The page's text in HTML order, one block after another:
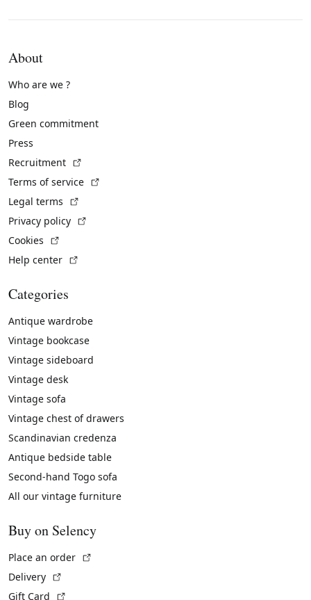
About
Who are we ?
Blog
Green commitment
Press
Recruitment
Terms of service
Legal terms
Privacy policy
Cookies
Help center
Categories
Antique wardrobe
Vintage bookcase
Vintage sideboard
Vintage desk
Vintage sofa
Vintage chest of drawers
Scandinavian credenza
Antique bedside table
Second-hand Togo sofa
All our vintage furniture
Buy on Selency
Place an order
Delivery
Gift Card